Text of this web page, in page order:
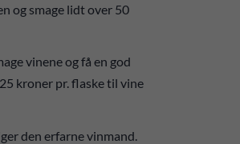
og smage lidt over 50
vinene og få en god
kroner pr. flaske til vine
den erfarne vinmand.